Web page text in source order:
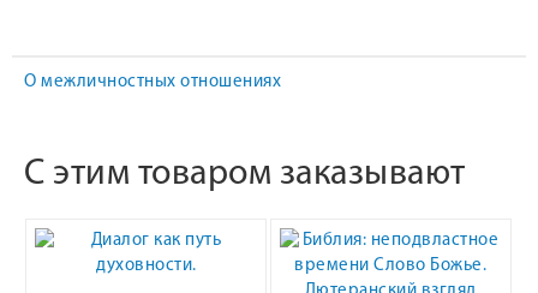
О межличностных отношениях
С этим товаром заказывают